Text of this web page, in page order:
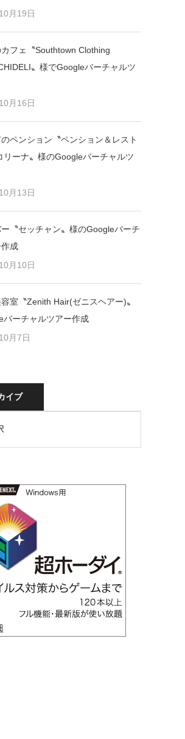
月19日
フェ〝Southtown Clothing
〟様でGoogleバーチャルツ
月16日
ペンション〝ペンション＆レスト
リーナ〟様のGoogleバーチャルツ
月13日
〝セッチャン〟様のGoogleバーチ
成
月10日
室〝Zenith Hair(ゼニスヘアー)〟
バーチャルツアー作成
月7日
イブ